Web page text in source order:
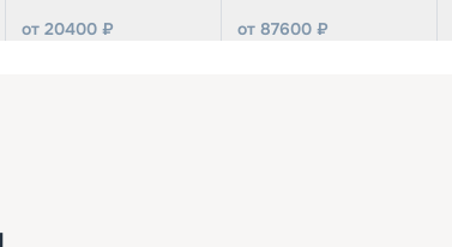
от 20400 ₽ от 87600 ₽